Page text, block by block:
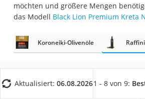
möchten und größere Mengen
das Modell Black Lion Premium Kreta
Koroneiki-Olivenöle
Aktualisiert: 06.08.20261 - 8 von 9: